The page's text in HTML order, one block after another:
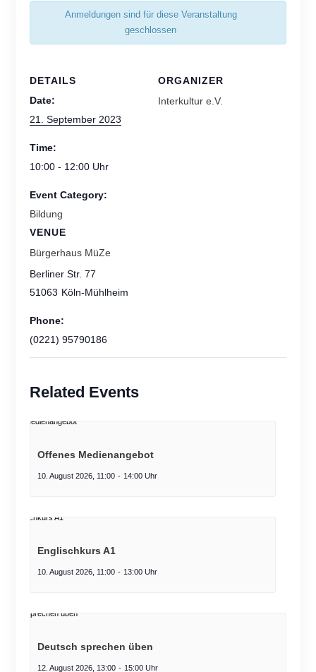
DETAILS
Date:
21. September 2023
Time:
10:00 - 12:00
Event Category:
Bildung
VENUE
Bürgerhaus MüZe
Berliner Str. 77
Köln-Mühlheim
51063
Phone:
(0221) 95790186
ORGANIZER
Interkultur e.V.
Anmeldungen sind für diese Veranstaltung
geschlossen
Related Events
Offenes Medienangebot
10. August 2026, 11:00 - 14:00
Englischkurs A1
10. August 2026, 11:00 - 13:00
Deutsch sprechen üben
12. August 2026, 13:00 - 15:00